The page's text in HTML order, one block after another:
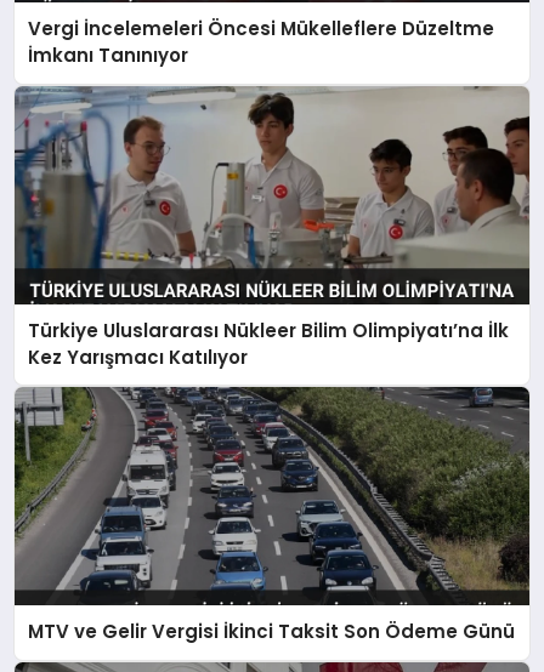
Vergi İncelemeleri Öncesi Mükelleflere Düzeltme
İmkanı Tanınıyor
Türkiye Uluslararası Nükleer Bilim Olimpiyatı’na İlk
Kez Yarışmacı Katılıyor
MTV ve Gelir Vergisi İkinci Taksit Son Ödeme Günü